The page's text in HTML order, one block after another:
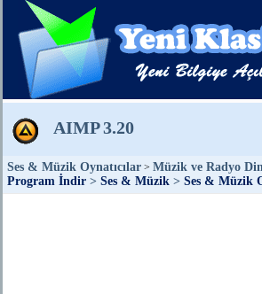
AIMP3.20
Ses & Müzik Oynatıcılar > Müzik ve Radyo
Program İndir > Ses & Müzik > Ses & Müzik